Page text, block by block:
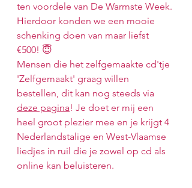
ten voordele van De Warmste Week.
Hierdoor konden we een mooie
schenking doen van maar liefst
€500! 😇
Mensen die het zelfgemaakte cd'tje
'Zelfgemaakt' graag willen
bestellen, dit kan nog steeds via
deze pagina! Je doet er mij een
heel groot plezier mee en je krijgt 4
Nederlandstalige en West-Vlaamse
liedjes in ruil die je zowel op cd als
online kan beluisteren.